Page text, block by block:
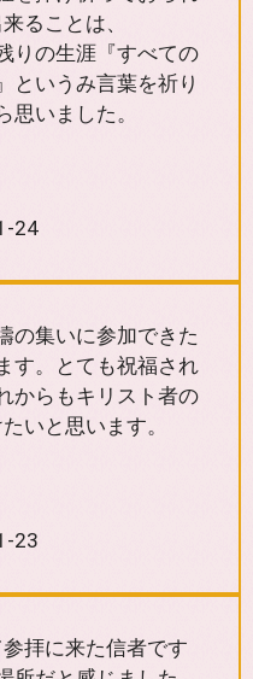
ることは、
りの生涯『すべての
というみ言葉を祈り
思いました。
24
の集いに参加できた
す。とても祝福され
からもキリスト者の
いと思います。
23
拝に来た信者です